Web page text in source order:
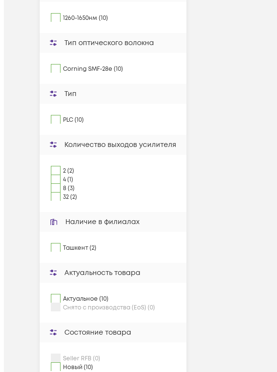
1260-1650нм (10)
Тип оптического волокна
Corning SMF-28e (10)
Тип
PLC (10)
Количество выходов усилителя
2 (2)
4 (1)
8 (3)
32 (2)
Наличие в филиалах
Ташкент (2)
Актуальность товара
Актуальное (10)
Снято с производства (EoS) (0)
Состояние товара
Seller RFB (0)
Новый (10)